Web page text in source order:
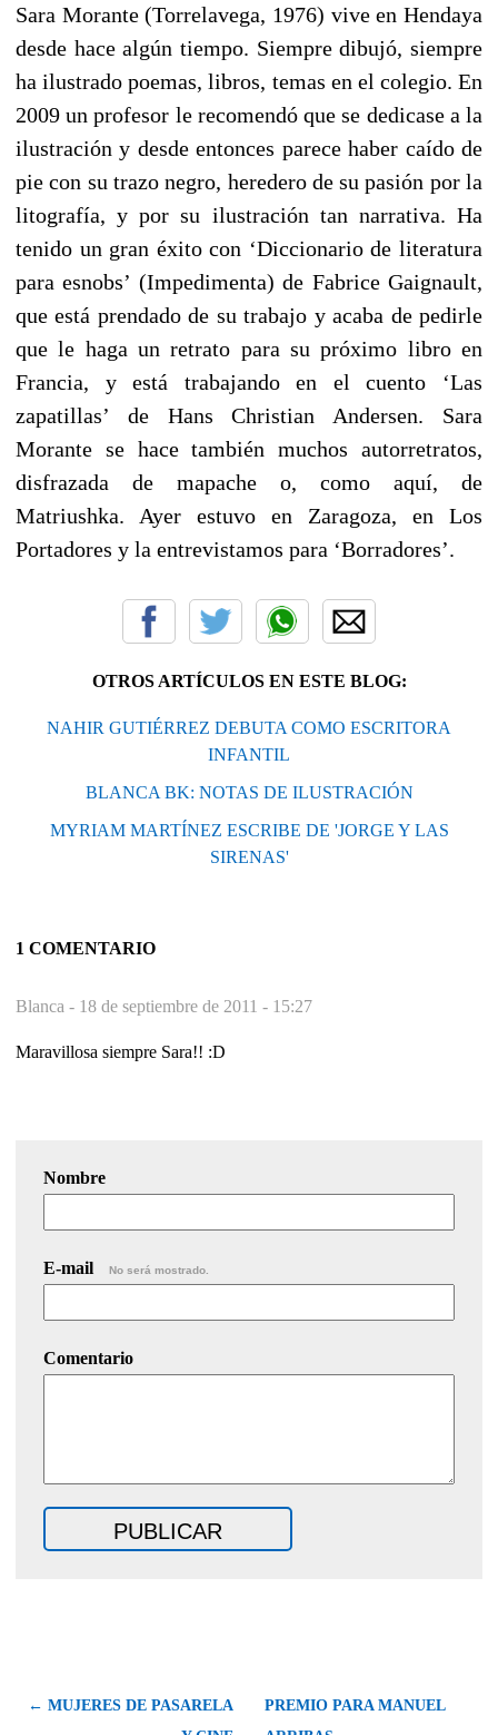
Sara Morante (Torrelavega, 1976) vive en Hendaya
desde hace algún tiempo. Siempre dibujó, siempre
ha ilustrado poemas, libros, temas en el colegio. En
2009 un profesor le recomendó que se dedicase a la
ilustración y desde entonces parece haber caído de
pie con su trazo negro, heredero de su pasión por la
litografía, y por su ilustración tan narrativa. Ha
tenido un gran éxito con ‘Diccionario de literatura
para esnobs’ (Impedimenta) de Fabrice Gaignault,
que está prendado de su trabajo y acaba de pedirle
que le haga un retrato para su próximo libro en
Francia, y está trabajando en el cuento ‘Las
zapatillas’ de Hans Christian Andersen. Sara
Morante se hace también muchos autorretratos,
disfrazada de mapache o, como aquí, de
Matriushka. Ayer estuvo en Zaragoza, en Los
Portadores y la entrevistamos para ‘Borradores’.
OTROS ARTÍCULOS EN ESTE BLOG:
NAHIR GUTIÉRREZ DEBUTA COMO ESCRITORA
INFANTIL
BLANCA BK: NOTAS DE ILUSTRACIÓN
MYRIAM MARTÍNEZ ESCRIBE DE 'JORGE Y LAS
SIRENAS'
1 COMENTARIO
Blanca - 18 de septiembre de 2011 - 15:27
Maravillosa siempre Sara!! :D
Nombre
E-mail No será mostrado.
Comentario
← MUJERES DE PASARELA
PREMIO PARA MANUEL